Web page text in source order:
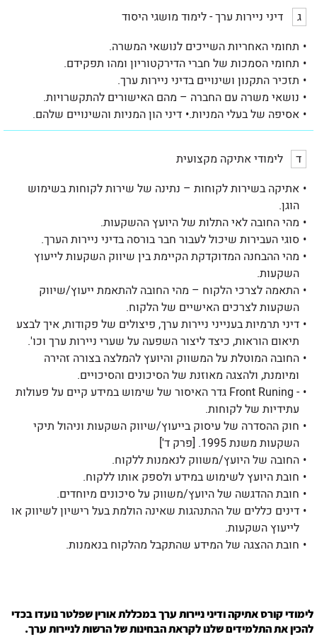
ג
דיני ניירות ערך - לימוד מושגי היסוד
תחומי האחריות השייכים לנושאי המשרה.
תחומי הסמכות של חברי הדירקטוריון ומהו תפקידם.
תזכיר התקנון ושינויים בדיני ניירות ערך.
נושאי משרה עם החברה – מהם האישורים להתקשרויות.
אסיפה של בעלי המניות. דיני הון המניות והשינויים שלהם.
ד
לימודי אתיקה מקצועית
אתיקה בשירות לקוחות – נתינה של שירות לקוחות בשימוש
הוגן.
מהי החובה לאי התלות של היועץ ההשקעות.
סוגי העבירות שיכול לעבור חבר בורסה בדיני ניירות הערך.
מהי ההבחנה המדוקדקת הקיימת בין שיווק השקעות לייעוץ
השקעות.
התאמה לצרכי הלקוח – מהי החובה להתאמת ייעוץ/שיווק
השקעות לצרכים האישיים של הלקוח.
דיני תרמיות בענייני ניירות ערך, פיצולים של פקודות, איך לבצע
תיאום הוראות, כיצד ליצור השפעה על שערי ניירות ערך וכו'.
החובה המוטלת על המשווק והיועץ להמלצה בצורה זהירה
ומיומנת, ולהצגה מאוזנת של הסיכונים והסיכויים.
- Front Runing גדר האיסור של שימוש במידע קיים על פעולות
עתידיות של לקוחות.
חוק ההסדרה של עיסוק בייעוץ/שיווק השקעות וניהול תיקי
השקעות משנת 1995. [פרק ד']
החובה של היועץ/משווק לנאמנות ללקוח.
חובת היועץ לשימוש במידע ולספק אותו ללקוח.
חובת ההדגשה של היועץ/משווק על סיכונים מיוחדים.
דינים כללים של ההתנהגות שאינה הולמת בעל רישיון לשיווק או
לייעוץ השקעות.
חובת ההצגה של המידע שהתקבל מהלקוח בנאמנות.
לימודי קורס אתיקה ודיני ניירות ערך במכללת אורין שפלטר נועדו בכדי
להכין את התלמידים שלנו לקראת הבחינות של הרשות לניירות ערך.